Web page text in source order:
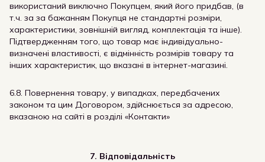
використаний виключно Покупцем, який його придбав, (в
т.ч. за за бажанням Покупця не стандартні розміри,
характеристики, зовнішній вигляд, комплектація та інше).
Підтвердженням того, що товар має індивідуально-
визначені властивості, є відмінність розмірів товару та
інших характеристик, що вказані в інтернет-магазині.
6.8. Повернення товару, у випадках, передбачених
законом та цим Договором, здійснюється за адресою,
вказаною на сайті в розділі «Контакти»
7. Відповідальність